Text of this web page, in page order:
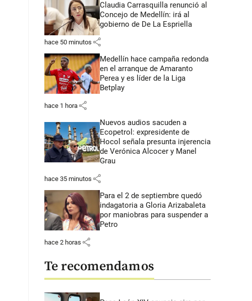
Claudia Carrasquilla renunció al
Concejo de Medellín: irá al
gobierno de De La Espriella
hace 50 minutos share
Medellín hace campaña redonda
en el arranque de Amaranto
Perea y es líder de la Liga
Betplay
hace 1 hora share
Nuevos audios sacuden a
Ecopetrol: expresidente de
Hocol señala presunta injerencia
de Verónica Alcocer y Manel
Grau
hace 35 minutos share
Para el 2 de septiembre quedó
indagatoria a Gloria Arizabaleta
por maniobras para suspender a
Petro
hace 2 horas share
Te recomendamos